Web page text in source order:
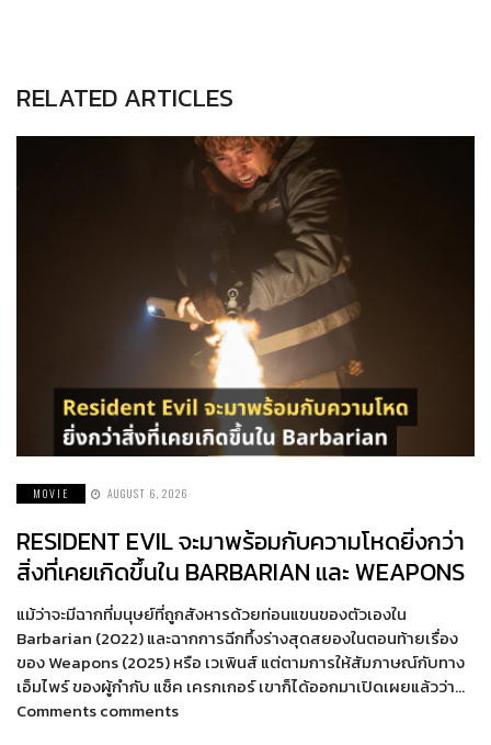
RELATED ARTICLES
MOVIE AUGUST 6, 2026
RESIDENT EVIL จะมาพร้อมกับความโหดยิ่งกว่า
สิ่งที่เคยเกิดขึ้นใน BARBARIAN และ WEAPONS
แม้ว่าจะมีฉากที่มนุษย์ที่ถูกสังหารด้วยท่อนแขนของตัวเองใน
Barbarian (2022) และฉากการฉีกทึ้งร่างสุดสยองในตอนท้ายเรื่อง
ของ Weapons (2025) หรือ เวเพินส์ แต่ตามการให้สัมภาษณ์กับทาง
เอ็มไพร์ ของผู้กำกับ แซ็ค เครกเกอร์ เขาก็ได้ออกมาเปิดเผยแล้วว่า…
Comments comments